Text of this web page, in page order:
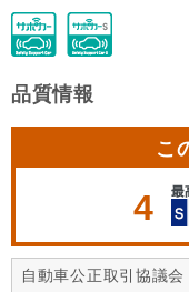
品質情報
こ
4
自動車公正取引協議